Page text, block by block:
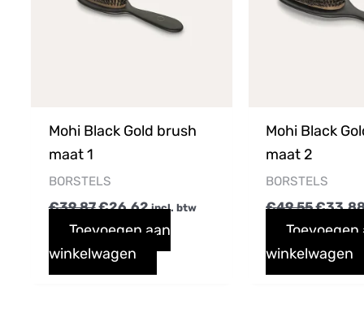
Mohi Black Gold brush
maat 1
BORSTELS
€39,87€26,62 incl. btw
Toevoegen aan
winkelwagen
Mohi Black
maat 2
BORSTELS
€49,55€
Toevoegen
winkelwagen